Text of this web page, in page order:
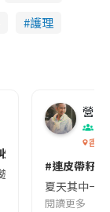
護理
😱出發前切記檢查
的民眾，近期要
營養
香港
#連皮帶籽
夏天其中一
閱讀更多